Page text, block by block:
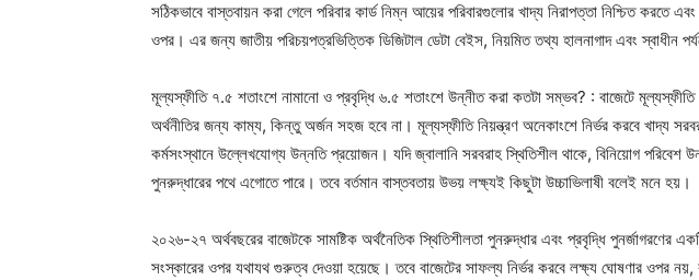
সঠিকভাবে বাস্তবায়ন করা গেলে পরিবার কার্ড নিম্ন আয়ের পরিবারগুলোর খাদ্য নিরাপত্তা নিশ্চিত করতে
ওপর। এর জন্য জাতীয় পরিচয়পত্রভিত্তিক ডিজিটাল ডেটা বেইস, নিয়মিত তথ্য হালনাগাদ এবং স্বাধীন
মূল্যস্ফীতি ৭.৫ শতাংশে নামানো ও প্রবৃদ্ধি ৬.৫ শতাংশে উন্নীত করা কতটা সম্ভব? : বাজেটে
অর্থনীতির জন্য কাম্য, কিন্তু অর্জন সহজ হবে না। মূল্যস্ফীতি নিয়ন্ত্রণ অনেকাংশে নির্ভর করবে খাদ্য
কর্মসংস্থানে উল্লেখযোগ্য উন্নতি প্রয়োজন। যদি জ্বালানি সরবরাহ স্থিতিশীল থাকে, বিনিয়োগ পরিবেশ
পুনরুদ্ধারের পথে এগোতে পারে। তবে বর্তমান বাস্তবতায় উভয় লক্ষ্যই কিছুটা উচ্চাভিলাষী বলেই মনে হয়।
২০২৬-২৭ অর্থবছরের বাজেটকে সামষ্টিক অর্থনৈতিক স্থিতিশীলতা পুনরুদ্ধার এবং প্রবৃদ্ধি পুনর্জাগরণের
সংস্কারের ওপর যথাযথ গুরুত্ব দেওয়া হয়েছে। তবে বাজেটের সাফল্য নির্ভর করবে লক্ষ্য ঘোষণার ওপর নয়,